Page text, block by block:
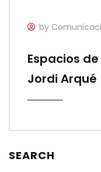
by
Espacios
Jordi Arqué
SEARCH